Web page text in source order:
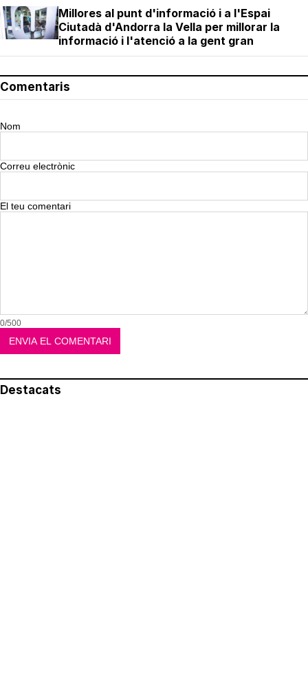
Millores al punt d'informació i a l'Espai
Ciutadà d'Andorra la Vella per millorar la
informació i l'atenció a la gent gran
Comentaris
Nom
Correu electrònic
El teu comentari
0/500
Destacats